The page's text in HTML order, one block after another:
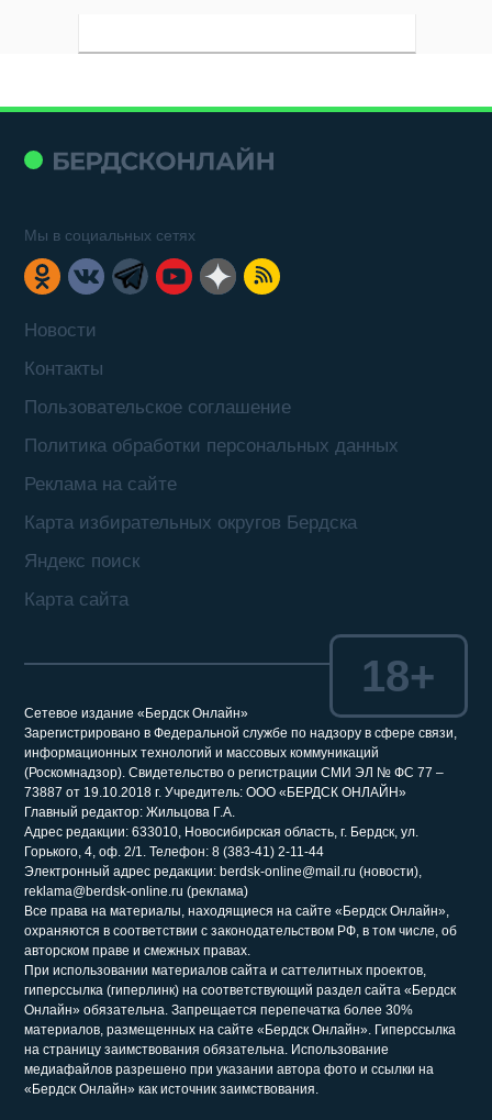
Новости
Контакты
Пользовательское соглашение
Политика обработки персональных данных
Реклама на сайте
Карта избирательных округов Бердска
Яндекс поиск
Карта сайта
Мы в социальных сетях
Сетевое издание «Бердск Онлайн»
Зарегистрировано в Федеральной службе по надзору в сфере связи,
информационных технологий и массовых коммуникаций
(Роскомнадзор). Свидетельство о регистрации СМИ ЭЛ № ФС 77 –
73887 от 19.10.2018 г. Учредитель: ООО «БЕРДСК ОНЛАЙН»
Главный редактор: Жильцова Г.А.
Адрес редакции: 633010, Новосибирская область, г. Бердск, ул.
Горького, 4, оф. 2/1. Телефон: 8 (383-41) 2-11-44
Электронный адрес редакции: berdsk-online@mail.ru (новости),
reklama@berdsk-online.ru (реклама)
Все права на материалы, находящиеся на сайте «Бердск Онлайн»,
охраняются в соответствии с законодательством РФ, в том числе, об
авторском праве и смежных правах.
При использовании материалов сайта и саттелитных проектов,
гиперссылка (гиперлинк) на соответствующий раздел сайта «Бердск
Онлайн» обязательна. Запрещается перепечатка более 30%
материалов, размещенных на сайте «Бердск Онлайн». Гиперссылка
на страницу заимствования обязательна. Использование
медиафайлов разрешено при указании автора фото и ссылки на
«Бердск Онлайн» как источник заимствования.
18+